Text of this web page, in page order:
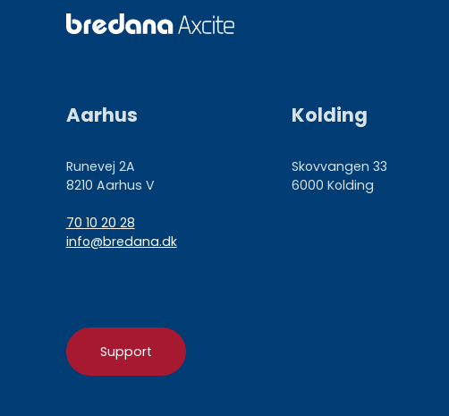
Aarhus
Runevej 2A
8210 Aarhus V
70 10 20 28
info@bredana.dk
Kolding
Skovvangen 33
6000 Kolding
Support